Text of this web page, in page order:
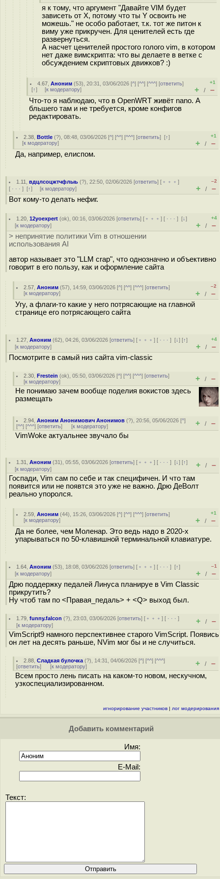
я к тому, что аргумент "Давайте VIM будет
зависеть от X, потому что ты Y освоить не
можешь." не особо работает, т.к. тот же питон к
виму уже прикручен. Для ценителей есть где
развернуться.
А насчет ценителей простого голого vim, в котором
нет даже вимскрипта: что вы делаете в ветке с
обсуждением скриптовых движков? :)
4.67 ,Аноним (53), 20:31, 03/06/2026 [^] [^^] [^^^] [ответить]
[↑] [к модератору]
+1
+ / –
Что-то я наблюдаю, что в OpenWRT живёт nano. А
бльшего там и не требуется, кроме конфигов
редактировать.
2.38 ,Bottle (?), 08:48, 03/06/2026 [^] [^^] [^^^] [ответить][↑]
[к модератору]
+1
+ / –
Да, например, елиспом.
1.11 ,вдцлсоцжтчфлыь (?), 22:50, 02/06/2026 [ответить] [ ﹢﹢﹢]
[ · · · ] [↑] [к модератору]
–2
+ / –
Вот кому-то делать нефиг.
1.20 ,12yoexpert (ok), 00:16, 03/06/2026 [ответить] [ ﹢﹢﹢] [ · · ·][↓]
[к модератору]
+4
+ / –
> непринятие политики Vim в отношении
использования AI
автор называет это "LLM crap", что однозначно и объективно
говорит в его пользу, как и оформление сайта
2.57 ,Аноним (57), 14:59, 03/06/2026 [^] [^^] [^^^] [ответить]
[к модератору]
–2
+ / –
Угу, а флаги-то какие у него потрясающие на главной
странице его потрясающего сайта
1.27 ,Аноним (62), 04:26, 03/06/2026 [ответить] [ ﹢﹢﹢] [ · · ·][↓] [↑]
[к модератору]
+4
+ / –
Посмотрите в самый низ сайта vim-classic
2.30 ,Frestein (ok), 05:50, 03/06/2026 [^] [^^] [^^^] [ответить]
[к модератору] + / –
Не понимаю зачем вообще поделия вокистов здесь
размещать
2.94 ,Аноним Анонимович Анонимов (?), 20:56, 05/06/2026 [^]
[^^] [^^^] [ответить] [к модератору] + / –
VimWoke актуальнее звучало бы
1.31 ,Аноним (31), 05:55, 03/06/2026 [ответить] [ ﹢﹢﹢] [ · · ·][↓] [↑]
[к модератору] + / –
Госпади, Vim сам по себе и так специфичен. И что там
появится или не появтся это уже не важно. Дрю ДеВолт
реально упоролся.
2.59 ,Аноним (44), 15:26, 03/06/2026 [^] [^^] [^^^] [ответить]
[к модератору]
+1
+ / –
Да не более, чем Моленар. Это ведь надо в 2020-х
упарываться по 50-клавишной терминальной клавиатуре.
1.64 ,Аноним (53), 18:08, 03/06/2026 [ответить] [ ﹢﹢﹢] [ · · ·][↑]
[к модератору]
–1
+ / –
Дрю поддержку педалей Линуса планируе в Vim Classic
прикрутить?
Ну чтоб там по <Правая_педаль> + <Q> выход был.
1.79 ,funny.falcon (?), 23:03, 03/06/2026 [ответить] [ ﹢﹢﹢] [ · · ·]
[к модератору] + / –
VimScript9 намного перспективнее старого VimScript. Появись
он лет на десять раньше, NVim мог бы и не случиться.
2.88 ,Сладкая булочка (?), 14:31, 04/06/2026 [^] [^^] [^^^]
[ответить] [к модератору] + / –
Всем просто лень писать на каком-то новом, нескучном,
узкоспециализированном.
игнорирование участников | лог модерирования
Добавить комментарий
Имя:
E-Mail:
Текст: